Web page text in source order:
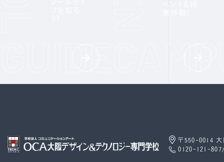
ベント＆授
業体験!
〒550-0014 大
0120-121-